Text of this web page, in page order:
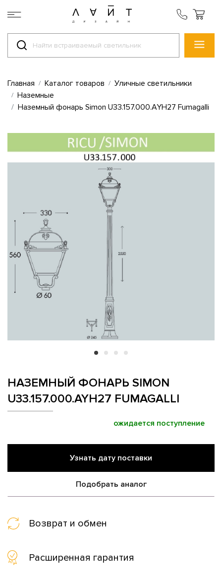
Главная Каталог товаров
Уличные светильники
Наземные
Наземный фонарь Simon U33.157.000.AYH27 Fumagalli
НАЗЕМНЫЙ ФОНАРЬ SIMON
U33.157.000.AYH27 FUMAGALLI
ожидается поступление
Узнать дату поставки
Подобрать аналог
Возврат и обмен
Расширенная гарантия